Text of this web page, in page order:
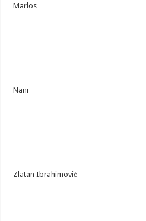
Marlos
Nani
Zlatan Ibrahimović